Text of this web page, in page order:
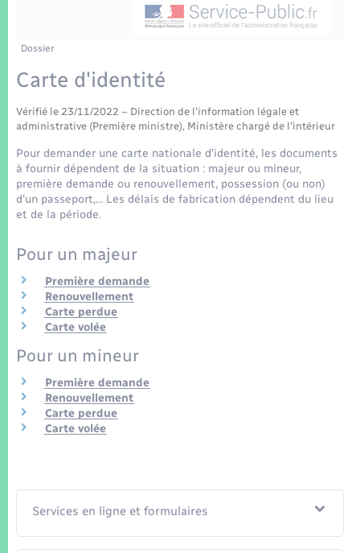
Etat-civil - Papiers - Citoyenneté
Mariage – PACS
Parrainage civil
Recensement
Logement - Urbanisme
Nouvel habitant
Organisation d’événement
Sécurité - Prévention
Seniors
Transports
Travaux - Autorisation d’occupation de l’espace
Compétences
Plan interactif
Présentation de la commune
Patrimoine – Histoire
Publications
La Communauté de communes
Dossier
Carte d'identité
Vérifié le 23/11/2022 – Direction de l'information légale et
administrative (Première ministre), Ministère chargé de l'intérieur
Pour demander une carte nationale d'identité, les documents
à fournir dépendent de la situation : majeur ou mineur,
première demande ou renouvellement, possession (ou non)
d'un passeport,… Les délais de fabrication dépendent du lieu
et de la période.
Pour un majeur
Première demande
Renouvellement
Carte perdue
Carte volée
Pour un mineur
Première demande
Renouvellement
Carte perdue
Carte volée
Services en ligne et formulaires